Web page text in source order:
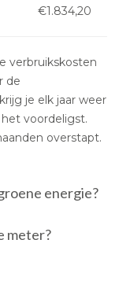
€1.834,20
verbruikskosten
de
je elk jaar weer
voordeligst.
overstapt.
energie?
meter?